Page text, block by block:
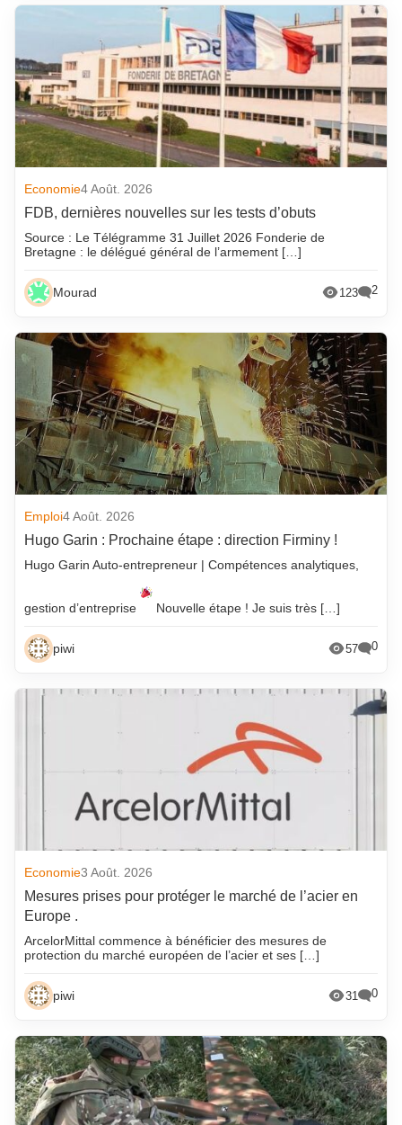
Economie4 Août. 2026
FDB, dernières nouvelles sur les tests d’obuts
Source : Le Télégramme 31 Juillet 2026 Fonderie de
Bretagne : le délégué général de l’armement […]
Mourad 123 2
Emploi4 Août. 2026
Hugo Garin : Prochaine étape : direction Firminy !
Hugo Garin Auto-entrepreneur | Compétences analytiques,
gestion d’entreprise Nouvelle étape ! Je suis très […]
piwi 57 0
Economie3 Août. 2026
Mesures prises pour protéger le marché de l’acier en
Europe .
ArcelorMittal commence à bénéficier des mesures de
protection du marché européen de l’acier et ses […]
piwi 31 0